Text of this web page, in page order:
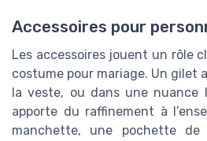
Accessoires pour
Les accessoires jouent un rôle
costume pour mariage. Un gilet
la veste, ou dans une nuance
apporte du raffinement à
manchette, une pochette de